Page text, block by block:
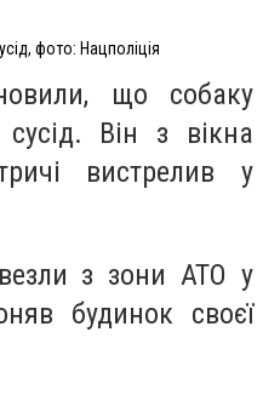
фото: Нацполіція
що собаку
Він з вікна
вистрелив у
з зони АТО у
будинок своєї